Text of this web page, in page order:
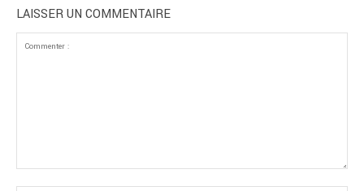
LAISSER UN COMMENTAIRE